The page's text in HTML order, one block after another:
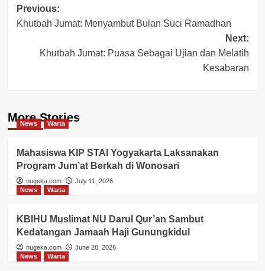
Post
navigation
Previous:
Khutbah Jumat: Menyambut Bulan Suci Ramadhan
Next:
Khutbah Jumat: Puasa Sebagai Ujian dan Melatih
Kesabaran
More Stories
News Warta
Mahasiswa KIP STAI Yogyakarta Laksanakan
Program Jum’at Berkah di Wonosari
nugeka.com
July 11, 2026
News
Warta
KBIHU Muslimat NU Darul Qur’an Sambut
Kedatangan Jamaah Haji Gunungkidul
nugeka.com
June 28, 2026
News
Warta